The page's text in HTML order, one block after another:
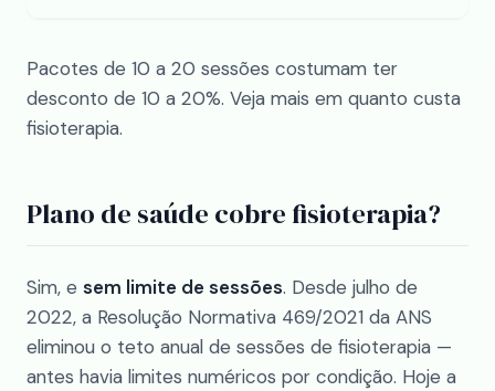
Pacotes de 10 a 20 sessões costumam ter
desconto de 10 a 20%. Veja mais em quanto custa
fisioterapia.
Plano de saúde cobre fisioterapia?
Sim, e sem limite de sessões. Desde julho de
2022, a Resolução Normativa 469/2021 da ANS
eliminou o teto anual de sessões de fisioterapia —
antes havia limites numéricos por condição. Hoje a